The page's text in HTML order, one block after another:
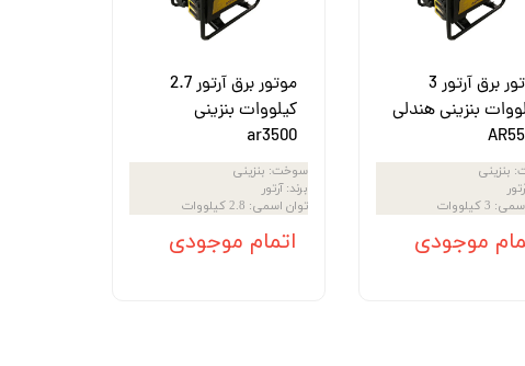
موتور برق آرتور 3
بنزینی هندلی
: بنزینی
: 3 کیلووات
موجودی
موتور برق آرتور 2.7
کیلووات بنزینی
ar3500
سوخت: بنزینی
برند:آرتور
توان اسمی: 2.8 کیلووات
اتمام موجودی